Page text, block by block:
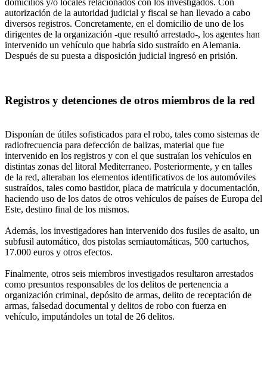
domicilios y/o locales relacionados con los investigados. Con
autorización de la autoridad judicial y fiscal se han llevado a cabo
diversos registros. Concretamente, en el domicilio de uno de los
dirigentes de la organización -que resultó arrestado-, los agentes han
intervenido un vehículo que habría sido sustraído en Alemania.
Después de su puesta a disposición judicial ingresó en prisión.
Registros y detenciones de otros miembros de la red
Disponían de útiles sofisticados para el robo, tales como sistemas de
radiofrecuencia para defección de balizas, material que fue
intervenido en los registros y con el que sustraían los vehículos en
distintas zonas del litoral Mediterraneo. Posteriormente, y en talles
de la red, alteraban los elementos identificativos de los automóviles
sustraídos, tales como bastidor, placa de matrícula y documentación,
haciendo uso de los datos de otros vehículos de países de Europa del
Este, destino final de los mismos.
Además, los investigadores han intervenido dos fusiles de asalto, un
subfusil automático, dos pistolas semiautomáticas, 500 cartuchos,
17.000 euros y otros efectos.
Finalmente, otros seis miembros investigados resultaron arrestados
como presuntos responsables de los delitos de pertenencia a
organización criminal, depósito de armas, delito de receptación de
armas, falsedad documental y delitos de robo con fuerza en
vehículo, imputándoles un total de 26 delitos.